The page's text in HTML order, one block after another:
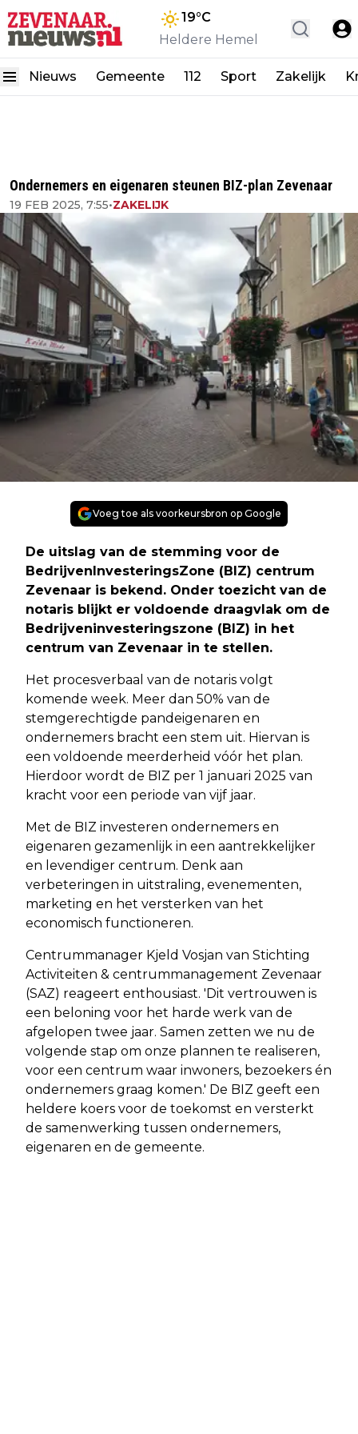
19°C
Heldere Hemel
Nieuws Gemeente 112 Sport Zakelijk
Ondernemers en eigenaren steunen BIZ-plan Zevenaar
19 FEB 2025, 7:55•ZAKELIJK
Voeg toe als voorkeursbron op Google
De uitslag van de stemming voor de
BedrijvenInvesteringsZone (BIZ) centrum
Zevenaar is bekend. Onder toezicht van de
notaris blijkt er voldoende draagvlak om de
Bedrijveninvesteringszone (BIZ) in het
centrum van Zevenaar in te stellen.
Het procesverbaal van de notaris volgt
komende week. Meer dan 50% van de
stemgerechtigde pandeigenaren en
ondernemers bracht een stem uit. Hiervan is
een voldoende meerderheid vóór het plan.
Hierdoor wordt de BIZ per 1 januari 2025 van
kracht voor een periode van vijf jaar.
Met de BIZ investeren ondernemers en
eigenaren gezamenlijk in een aantrekkelijker
en levendiger centrum. Denk aan
verbeteringen in uitstraling, evenementen,
marketing en het versterken van het
economisch functioneren.
Centrummanager Kjeld Vosjan van Stichting
Activiteiten & centrummanagement Zevenaar
(SAZ) reageert enthousiast. 'Dit vertrouwen is
een beloning voor het harde werk van de
afgelopen twee jaar. Samen zetten we nu de
volgende stap om onze plannen te realiseren,
voor een centrum waar inwoners, bezoekers én
ondernemers graag komen.' De BIZ geeft een
heldere koers voor de toekomst en versterkt
de samenwerking tussen ondernemers,
eigenaren en de gemeente.